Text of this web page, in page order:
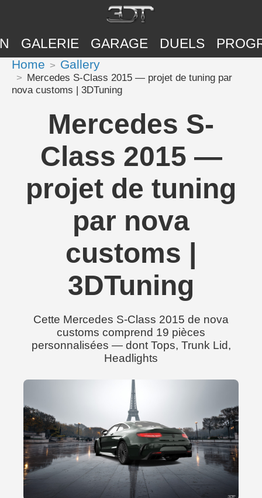
GALERIE GARAGE DUELS
Home Gallery
Mercedes S-Class 2015 — projet de tuning par
nova customs | 3DTuning
Mercedes S-
Class 2015 —
projet de tuning
par nova
customs |
3DTuning
Cette Mercedes S-Class 2015 de nova
customs comprend 19 pièces
personnalisées — dont Tops, Trunk Lid,
Headlights